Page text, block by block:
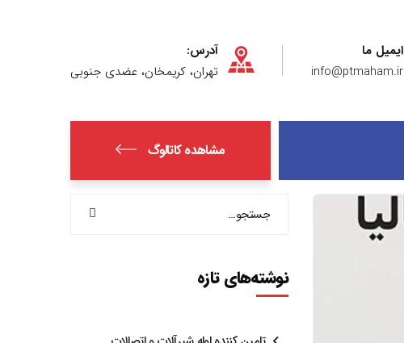
ایمیل ما
info@ptmaham.ir
آدرس:
تهران، کریمخان، عضدی جنوبی
مشاهده کاتالوگ
نوشته‌های تازه